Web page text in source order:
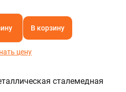
В корзину
цену
сталемедная